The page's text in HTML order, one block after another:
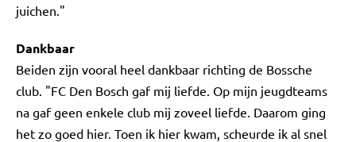
juichen."
Dankbaar
Beiden zijn vooral heel dankbaar richting de Bossche
club. "FC Den Bosch gaf mij liefde. Op mijn jeugdteams
na gaf geen enkele club mij zoveel liefde. Daarom ging
het zo goed hier. Toen ik hier kwam, scheurde ik al snel